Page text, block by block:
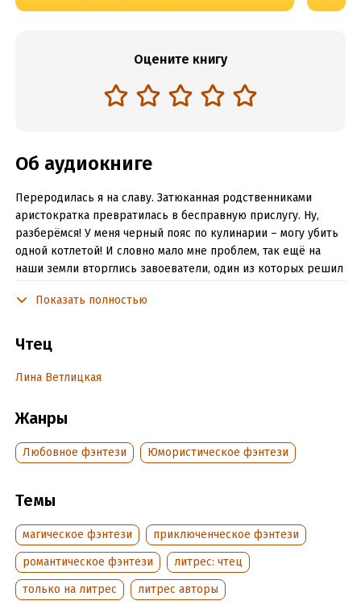
Оцените книгу
Об аудиокниге
Переродилась я на славу. Затюканная родственниками
аристократка превратилась в бесправную прислугу. Ну,
разберёмся! У меня черный пояс по кулинарии – могу убить
одной котлетой! И словно мало мне проблем, так ещё на
наши земли вторглись завоеватели, один из которых решил
Правильно – я!
Подробная информация
Дата написания:
Дата поступления:
Показать полностью
Чтец
Лина Ветлицкая
Жанры
Любовное фэнтези Юмористическое фэнтези
Темы
магическое фэнтези
приключенческое фэнтези
романтическое фэнтези
литрес: чтец
только на литрес
литрес авторы